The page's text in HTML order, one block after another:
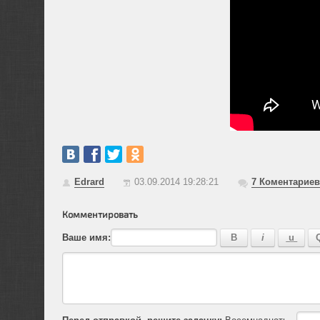
Edrard 03.09.2014 19:28:21 7Коментариев
Комментировать
Ваше имя: